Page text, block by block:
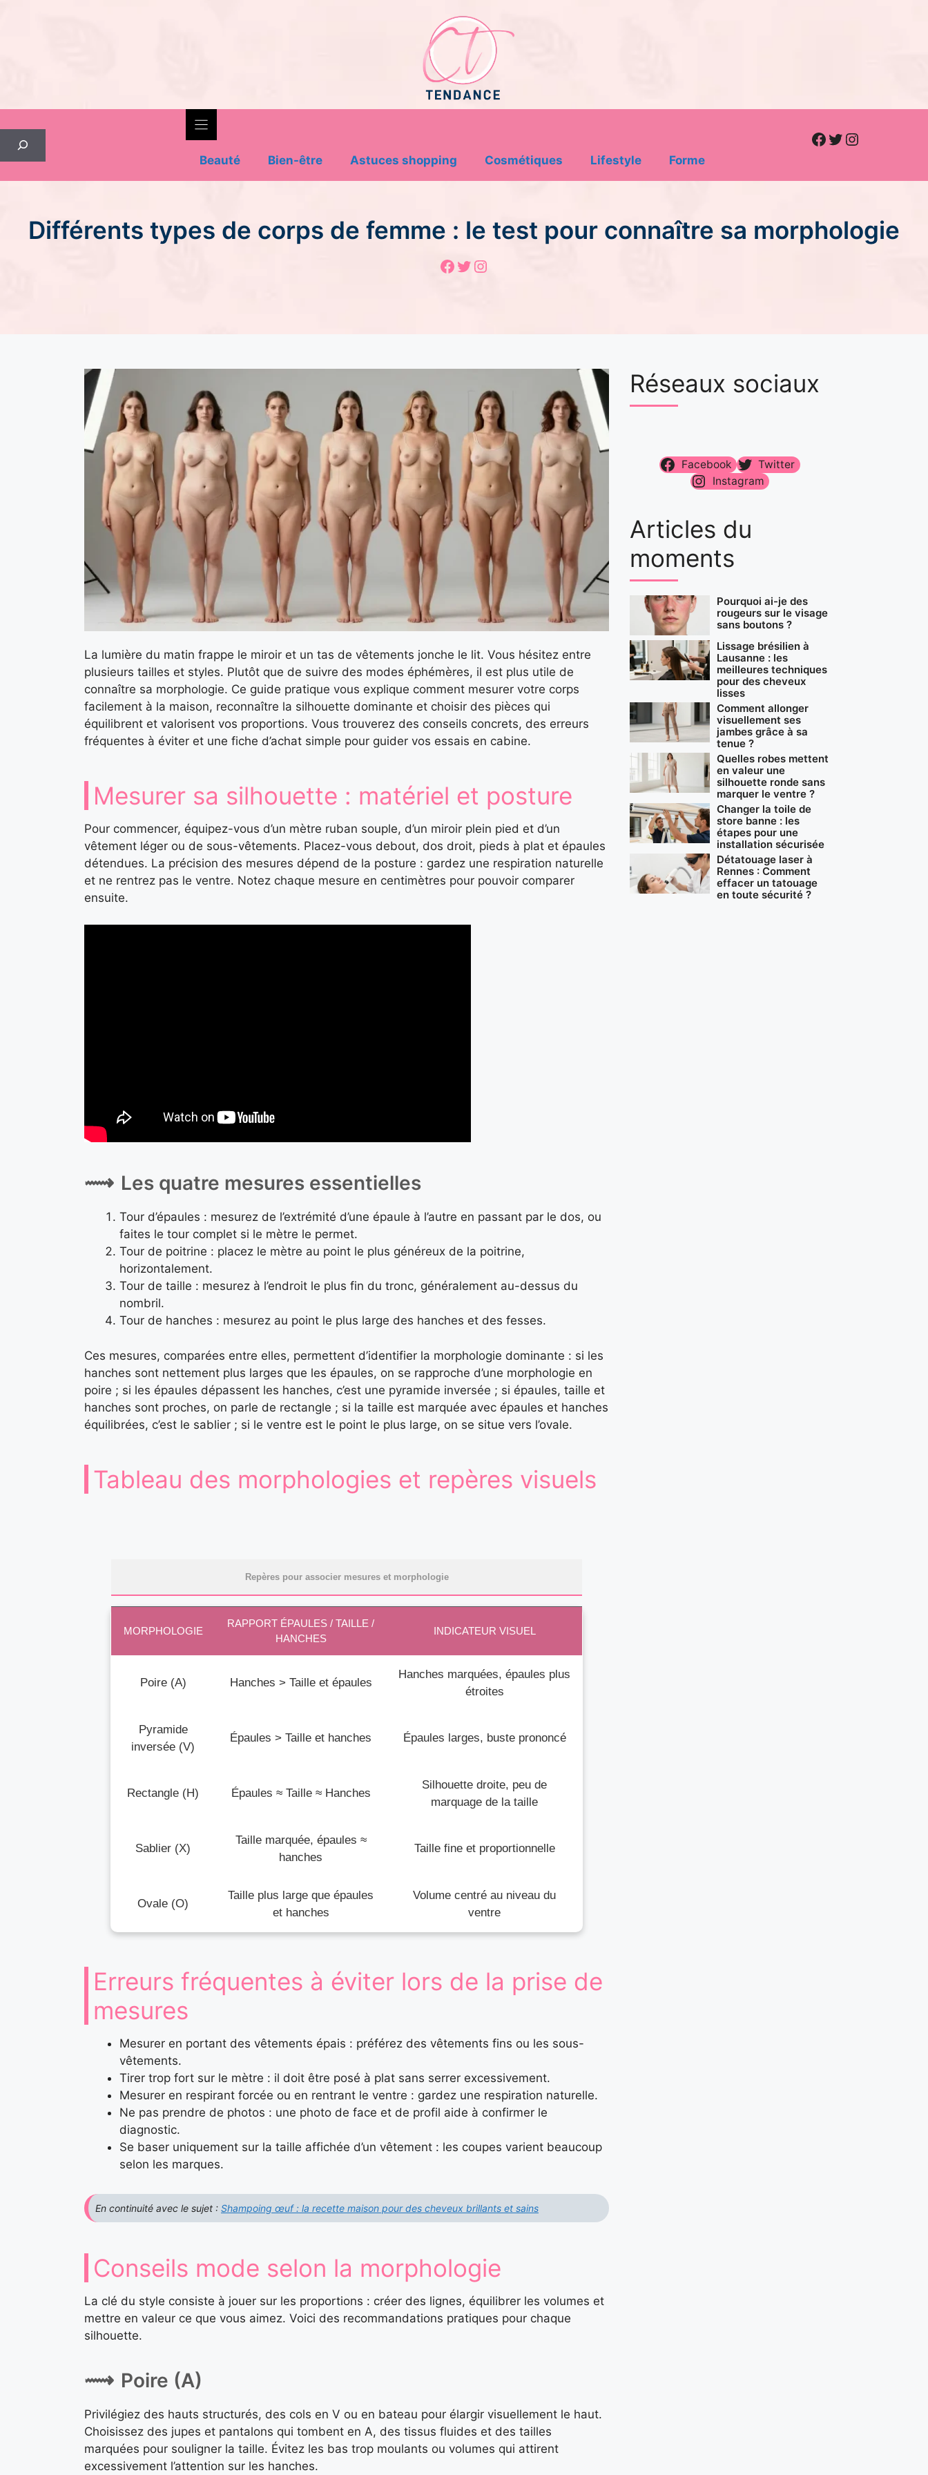
Beauté
Bien-être Astuces shopping Cosmétiques Lifestyle Forme
Facebook
Twitter
Instagram
Différents types de corps de femme : le test pour connaître sa morphologie
Facebook
Twitter
Instagram
La lumière du matin frappe le miroir et un tas de vêtements jonche le lit. Vous hésitez entre
plusieurs tailles et styles. Plutôt que de suivre des modes éphémères, il est plus utile de
connaître sa morphologie. Ce guide pratique vous explique comment mesurer votre corps
facilement à la maison, reconnaître la silhouette dominante et choisir des pièces qui
équilibrent et valorisent vos proportions. Vous trouverez des conseils concrets, des erreurs
fréquentes à éviter et une fiche d’achat simple pour guider vos essais en cabine.
Mesurer sa silhouette : matériel et posture
Pour commencer, équipez-vous d’un mètre ruban souple, d’un miroir plein pied et d’un
vêtement léger ou de sous-vêtements. Placez-vous debout, dos droit, pieds à plat et épaules
détendues. La précision des mesures dépend de la posture : gardez une respiration naturelle
et ne rentrez pas le ventre. Notez chaque mesure en centimètres pour pouvoir comparer
ensuite.
Les quatre mesures essentielles
Tour d’épaules : mesurez de l’extrémité d’une épaule à l’autre en passant par le dos, ou
faites le tour complet si le mètre le permet.
Tour de poitrine : placez le mètre au point le plus généreux de la poitrine,
horizontalement.
Tour de taille : mesurez à l’endroit le plus fin du tronc, généralement au-dessus du
nombril.
Tour de hanches : mesurez au point le plus large des hanches et des fesses.
Ces mesures, comparées entre elles, permettent d’identifier la morphologie dominante : si les
hanches sont nettement plus larges que les épaules, on se rapproche d’une morphologie en
poire ; si les épaules dépassent les hanches, c’est une pyramide inversée ; si épaules, taille et
hanches sont proches, on parle de rectangle ; si la taille est marquée avec épaules et hanches
équilibrées, c’est le sablier ; si le ventre est le point le plus large, on se situe vers l’ovale.
Tableau des morphologies et repères visuels
Repères pour associer mesures et morphologie
MORPHOLOGIE
RAPPORT ÉPAULES / TAILLE /
HANCHES
INDICATEUR VISUEL
Poire (A) Hanches > Taille et épaules
Hanches marquées, épaules plus
étroites
Pyramide
inversée (V)
Épaules > Taille et hanches Épaules larges, buste prononcé
Rectangle (H) Épaules ≈ Taille ≈ Hanches
Silhouette droite, peu de
marquage de la taille
Sablier (X)
Taille marquée, épaules ≈
hanches
Taille fine et proportionnelle
Ovale (O)
Taille plus large que épaules
et hanches
Volume centré au niveau du
ventre
Erreurs fréquentes à éviter lors de la prise de
mesures
Mesurer en portant des vêtements épais : préférez des vêtements fins ou les sous-
vêtements.
Tirer trop fort sur le mètre : il doit être posé à plat sans serrer excessivement.
Mesurer en respirant forcée ou en rentrant le ventre : gardez une respiration naturelle.
Ne pas prendre de photos : une photo de face et de profil aide à confirmer le
diagnostic.
Se baser uniquement sur la taille affichée d’un vêtement : les coupes varient beaucoup
selon les marques.
En continuité avec le sujet : Shampoing œuf : la recette maison pour des cheveux brillants et sains
Conseils mode selon la morphologie
La clé du style consiste à jouer sur les proportions : créer des lignes, équilibrer les volumes et
mettre en valeur ce que vous aimez. Voici des recommandations pratiques pour chaque
silhouette.
Poire (A)
Privilégiez des hauts structurés, des cols en V ou en bateau pour élargir visuellement le haut.
Choisissez des jupes et pantalons qui tombent en A, des tissus fluides et des tailles
marquées pour souligner la taille. Évitez les bas trop moulants ou volumes qui attirent
excessivement l’attention sur les hanches.
Réseaux sociaux
Facebook
Twitter
Instagram
Articles du
moments
Pourquoi ai-je des
rougeurs sur le visage
sans boutons ?
Lissage brésilien à
Lausanne : les
meilleures techniques
pour des cheveux
lisses
Comment allonger
visuellement ses
jambes grâce à sa
tenue ?
Quelles robes mettent
en valeur une
silhouette ronde sans
marquer le ventre ?
Changer la toile de
store banne : les
étapes pour une
installation sécurisée
Détatouage laser à
Rennes : Comment
effacer un tatouage
en toute sécurité ?